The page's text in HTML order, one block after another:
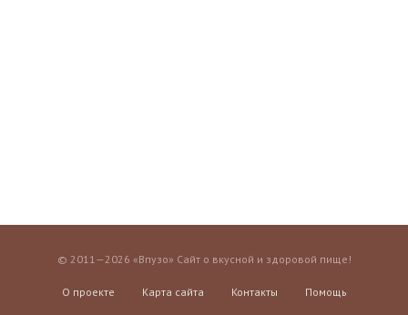
© 2011—2026 «Впузо» Сайт о вкусной и здоровой пище!
О проекте Карта сайта Контакты Помощь